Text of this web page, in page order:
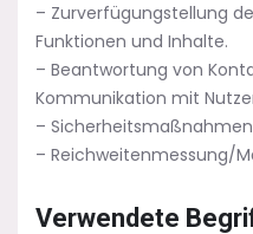
– Zurverfügungstellung
Funktionen und Inhalte.
– Beantwortung von
Kommunikation mit
–
– Reichweitenmessung/
Verwendete